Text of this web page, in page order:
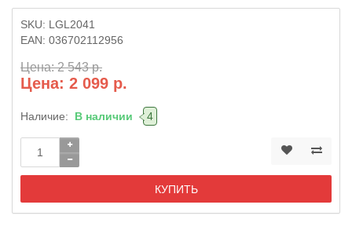
SKU: LGL2041
EAN: 036702112956
Цена: 2 543 р.
Цена: 2 099 р.
Наличие: В наличии 4
КУПИТЬ